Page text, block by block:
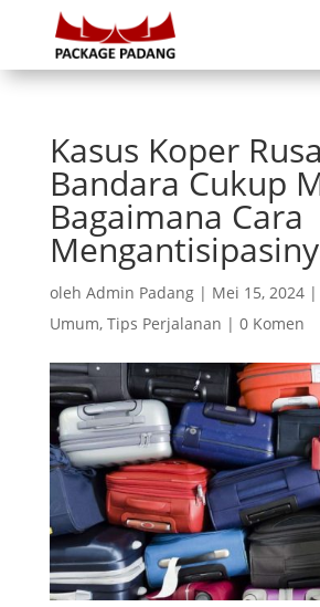
Kasus Koper
Bandara Cukup
Bagaimana Cara
oleh Admin Padang| Mei 15, 2024|
Umum, Tips Perjalanan | 0 Komen